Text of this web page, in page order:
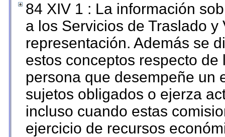
84 XIV 1 : La información
a los Servicios de Traslado
representación. Además se
estos conceptos respecto
persona que desempeñe un
sujetos obligados o ejerza
incluso cuando estas
ejercicio de recursos